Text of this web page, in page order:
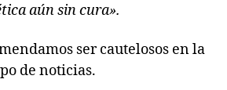
aún sin cura».
ser cautelosos en la
de noticias.